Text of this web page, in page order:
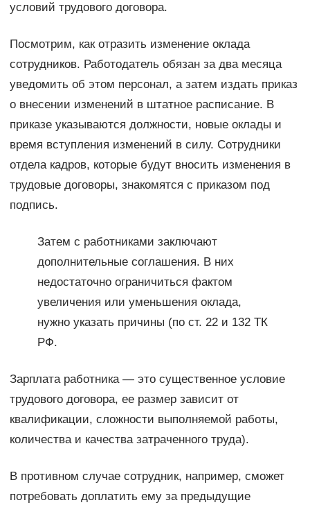
условий трудового договора.
Посмотрим, как отразить изменение оклада
сотрудников. Работодатель обязан за два месяца
уведомить об этом персонал, а затем издать приказ
о внесении изменений в штатное расписание. В
приказе указываются должности, новые оклады и
время вступления изменений в силу. Сотрудники
отдела кадров, которые будут вносить изменения в
трудовые договоры, знакомятся с приказом под
подпись.
Затем с работниками заключают
дополнительные соглашения. В них
недостаточно ограничиться фактом
увеличения или уменьшения оклада,
нужно указать причины (по ст. 22 и 132 ТК
РФ.
Зарплата работника — это существенное условие
трудового договора, ее размер зависит от
квалификации, сложности выполняемой работы,
количества и качества затраченного труда).
В противном случае сотрудник, например, сможет
потребовать доплатить ему за предыдущие